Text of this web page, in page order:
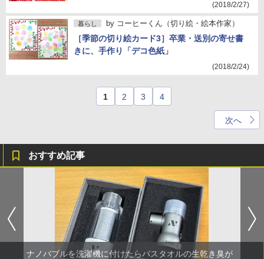
(2018/2/27)
暮らし by コーヒーくん（切り絵・絵本作家）
［季節の切り絵カード3］卒業・送別の寄せ書
きに、手作り「デコ色紙」
(2018/2/24)
1 2 3 4
次へ
おすすめ記事
ナノバブルを洗濯機に付けたらバスタオルの生乾き臭が